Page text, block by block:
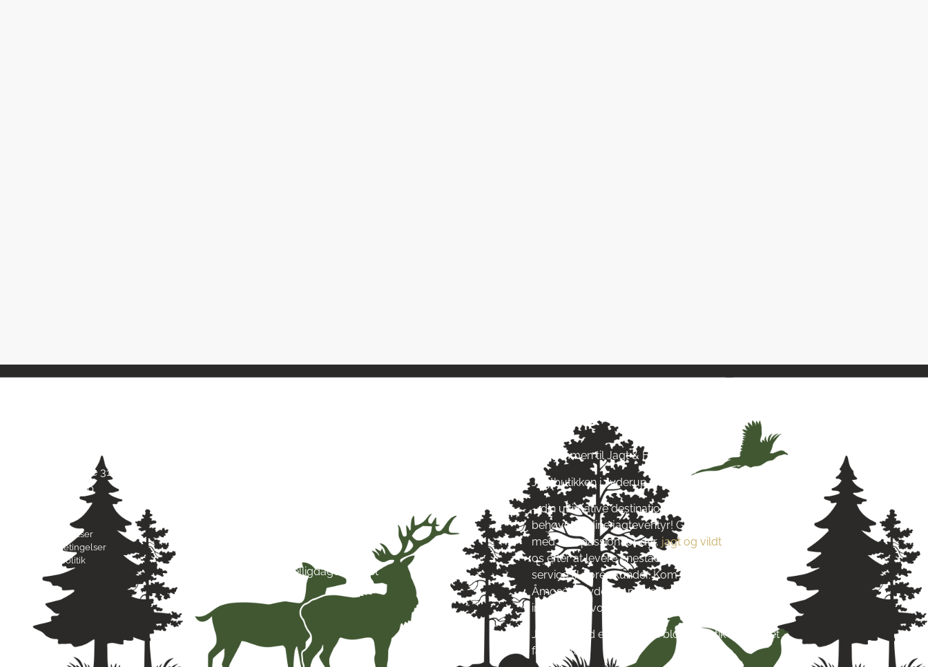
Skarridsøgade 31 B
4450 Jyderup
Byttebetingelser
Handelsbetingelser
Privatlivspolitik
Helligdage: Lukket
Om Jagt & Hund
Velkommen til Jagt & Hund
Jagtbutikken i Jyderup
– din ultimative destination for alt, hvad du
behøver til dine jagteventyr! Grundlagt i 2016
med stor passion for dyr, jagt og vildt. Vi stræber
os efter at levere enestående produkter og
service til vores kunder. Kom og besøg os tæt på
Åmosen i Jyderup på Vestsjælland og lad dig
inspirere af vores passion.
Jagt & Hund er mere end blot en butik – det er et
fællesskab!